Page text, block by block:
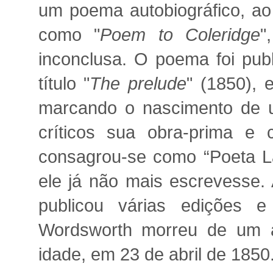
um poema autobiográfico,
como "Poem to Coleridge
inconclusa. O poema foi
título "The prelude" (1850),
marcando o nascimento de
críticos sua obra-prima e
consagrou-se como “Poeta
ele já não mais
publicou várias edições
Wordsworth morreu de
idade, em 23 de abril de